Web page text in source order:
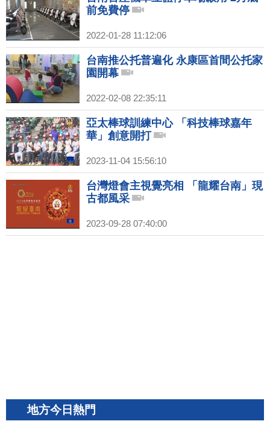
前免費停
2022-01-28 11:12:06
台南推公托普遍化 永康區首間公托家
園開幕
2022-02-08 22:35:11
亞太棒球訓練中心 「科技棒球嘉年
華」創意開打
2023-11-04 15:56:10
台灣燈會主視覺亮相 「龍耀台南」現
古都風采
2023-09-28 07:40:00
地方今日熱門